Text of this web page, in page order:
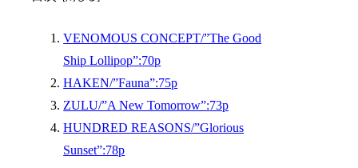
VENOMOUS CONCEPT/”The Good
Ship Lollipop”:70p
HAKEN/”Fauna”:75p
ZULU/”A New Tomorrow”:73p
HUNDRED REASONS/”Glorious
Sunset”:78p